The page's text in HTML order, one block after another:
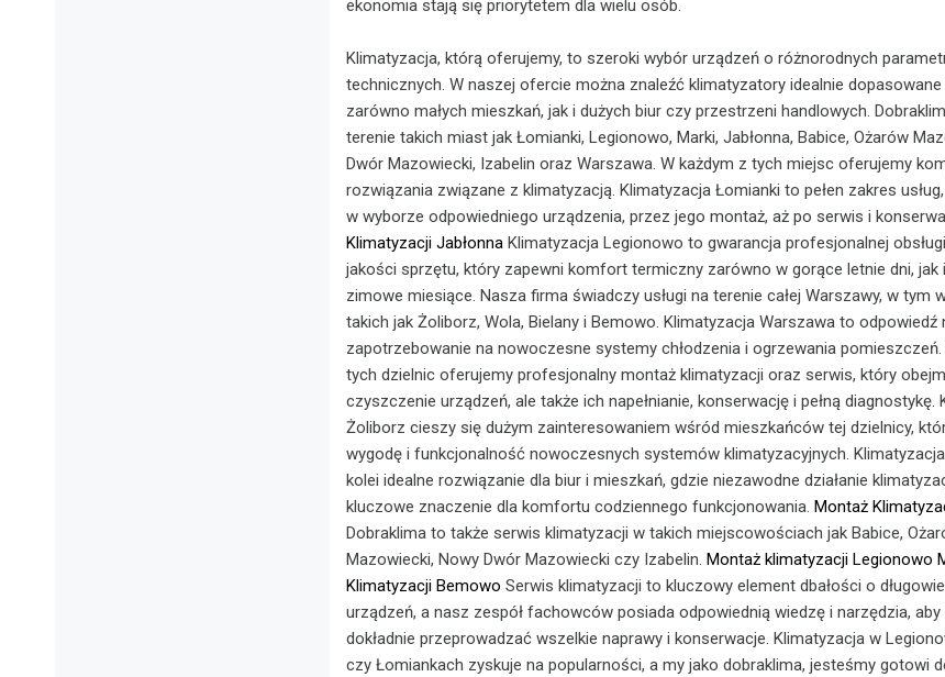
ekonomia stają się priorytetem dla wielu osób.
Klimatyzacja, którą oferujemy, to szeroki wybór urządzeń o różnorodnych
technicznych. W naszej ofercie można znaleźć klimatyzatory idealnie
zarówno małych mieszkań, jak i dużych biur czy przestrzeni handlowych.
terenie takich miast jak Łomianki, Legionowo, Marki, Jabłonna, Babice, Ożarów
Dwór Mazowiecki, Izabelin oraz Warszawa. W każdym z tych miejsc oferujemy
rozwiązania związane z klimatyzacją. Klimatyzacja Łomianki to pełen zakres
w wyborze odpowiedniego urządzenia, przez jego montaż, aż po serwis i
Klimatyzacji Jabłonna Klimatyzacja Legionowo to gwarancja profesjonalnej
jakości sprzętu, który zapewni komfort termiczny zarówno w gorące letnie dni, jak
zimowe miesiące. Nasza firma świadczy usługi na terenie całej Warszawy, w tym
takich jak Żoliborz, Wola, Bielany i Bemowo. Klimatyzacja Warszawa to odpowiedź
zapotrzebowanie na nowoczesne systemy chłodzenia i ogrzewania pomieszczeń.
tych dzielnic oferujemy profesjonalny montaż klimatyzacji oraz serwis, który
czyszczenie urządzeń, ale także ich napełnianie, konserwację i pełną diagnostykę.
Żoliborz cieszy się dużym zainteresowaniem wśród mieszkańców tej dzielnicy,
wygodę i funkcjonalność nowoczesnych systemów klimatyzacyjnych.
kolei idealne rozwiązanie dla biur i mieszkań, gdzie niezawodne działanie
kluczowe znaczenie dla komfortu codziennego funkcjonowania. Montaż
Dobraklima to także serwis klimatyzacji w takich miejscowościach jak Babice,
Mazowiecki, Nowy Dwór Mazowiecki czy Izabelin. Montaż klimatyzacji Legionowo
Klimatyzacji Bemowo Serwis klimatyzacji to kluczowy element dbałości o
urządzeń, a nasz zespół fachowców posiada odpowiednią wiedzę i narzędzia, aby
dokładnie przeprowadzać wszelkie naprawy i konserwacje. Klimatyzacja w
czy Łomiankach zyskuje na popularności, a my jako dobraklima, jesteśmy gotowi